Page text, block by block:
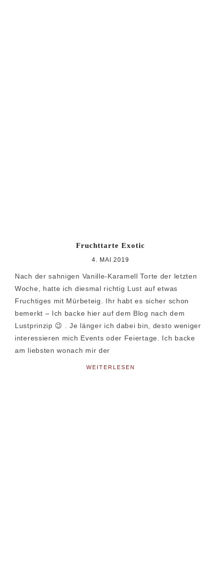
Fruchttarte Exotic
4. MAI 2019
Nach der sahnigen Vanille-Karamell Torte der letzten
Woche, hatte ich diesmal richtig Lust auf etwas
Fruchtiges mit Mürbeteig. Ihr habt es sicher schon
bemerkt – Ich backe hier auf dem Blog nach dem
Lustprinzip 😉 . Je länger ich dabei bin, desto weniger
interessieren mich Events oder Feiertage. Ich backe
am liebsten wonach mir der
WEITERLESEN